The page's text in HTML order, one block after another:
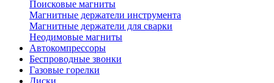
Поисковые магниты
Магнитные держатели инструмента
Магнитные держатели для сварки
Неодимовые магниты
Автокомпрессоры
Беспроводные звонки
Газовые горелки
Диски